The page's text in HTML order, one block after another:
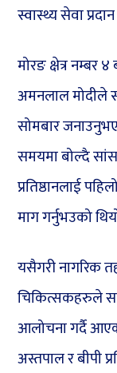
स्वास्थ्य सेवा
मोरङ क्षेत्र नम्बर
अमनलाल मोदीले
सोमबार
समयमा बोल्दै
प्रतिष्ठानलाई
माग गर्नुभउको
यसैगरी नागरिक
चिकित्सकहरुले
आलोचना गर्दै
अस्तपाल र बीपी